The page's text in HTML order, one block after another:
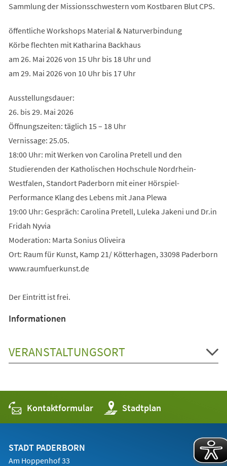
Sammlung der Missionsschwestern vom Kostbaren Blut CPS.
öffentliche Workshops Material & Naturverbindung
Körbe flechten mit Katharina Backhaus
am 26. Mai 2026 von 15 Uhr bis 18 Uhr und
am 29. Mai 2026 von 10 Uhr bis 17 Uhr
Ausstellungsdauer:
26. bis 29. Mai 2026
Öffnungszeiten: täglich 15 – 18 Uhr
Vernissage: 25.05.
18:00 Uhr: mit Werken von Carolina Pretell und den
Studierenden der Katholischen Hochschule Nordrhein-
Westfalen, Standort Paderborn mit einer Hörspiel-
Performance Klang des Lebens mit Jana Plewa
19:00 Uhr: Gespräch: Carolina Pretell, Luleka Jakeni und Dr.in
Fridah Nyvia
Moderation: Marta Sonius Oliveira
Ort: Raum für Kunst, Kamp 21/ Kötterhagen, 33098 Paderborn
www.raumfuerkunst.de
Der Eintritt ist frei.
Informationen
VERANSTALTUNGSORT
Kontaktformular Stadtplan
(Öffnet
in
einem
STADT PADERBORN
Am Hoppenhof 33